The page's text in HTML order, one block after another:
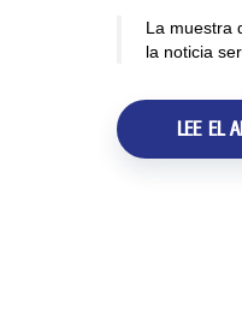
La muestra
la noticia
LEE EL